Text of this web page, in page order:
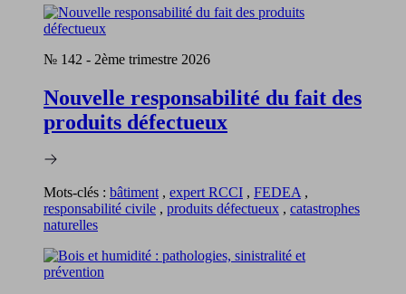
№ 142 - 2ème trimestre 2026
Nouvelle responsabilité du fait des
produits défectueux
Mots-clés : bâtiment, expert RCCI , FEDEA,
responsabilité civile , produits défectueux , catastrophes
naturelles